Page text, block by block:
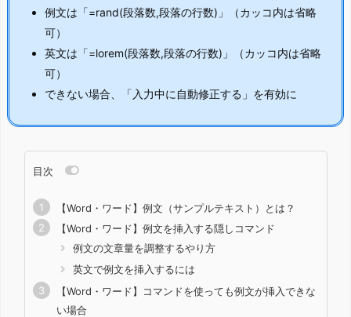
例文は「=rand(段落数,段落の行数)」（カッコ内は省略
可）
英文は「=lorem(段落数,段落の行数)」（カッコ内は省略
可）
できない場合、「入力中に自動修正する」を有効に
目次
【Word・ワード】例文（サンプルテキスト）とは？
【Word・ワード】例文を挿入する隠しコマンド
例文の文章量を調整するやり方
英文で例文を挿入するには
【Word・ワード】コマンドを使っても例文が挿入できな
い場合